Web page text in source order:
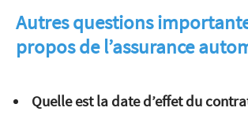
Autres questions
propos de l’assurance
Quelle est la date d’effet du